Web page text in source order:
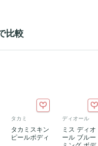
比較
タカミ
タカミスキン
ピールボディ
ディオール
ミス ディオ
ール ブルー